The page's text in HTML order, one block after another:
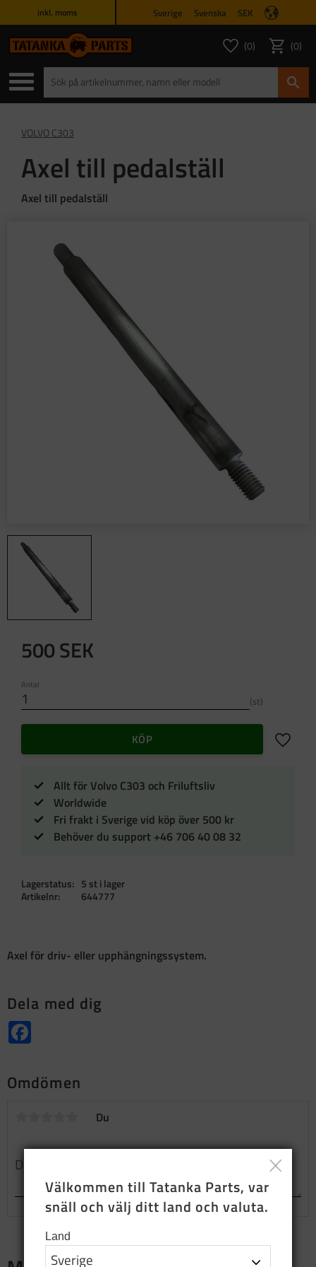
inkl. moms Sverige Svenska SEK
Favoriter
ANTAL
0 Kundvagn
0
VOLVO C303
Axel till pedalställ
Axel till pedalställ
500SEK
Antal
st
KÖP Lägg
Allt för Volvo C303 och Friluftsliv
Worldwide
Fri frakt i Sverige vid köp över 500 kr
Behöver du support +46 706 40 08 32
Lagerstatus
5 st i lager
Artikelnr
644777
Axel för driv- eller upphängningssystem.
Dela med dig
Omdömen
Du
Välkommen till Tatanka Parts, var
snäll och välj ditt land och valuta.
Land